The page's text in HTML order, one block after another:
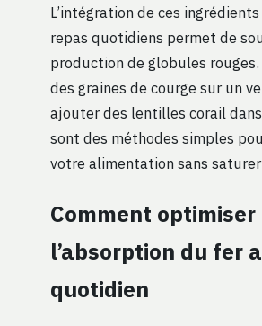
L’intégration de ces
repas quotidiens permet de
production de globules
des graines de courge sur un
ajouter des lentilles corail
sont des méthodes simples
votre alimentation sans saturer
Comment optimiser
l’absorption du fer
quotidien